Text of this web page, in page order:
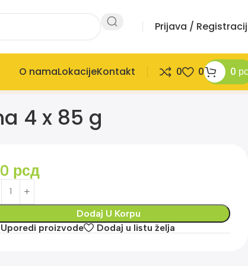
Prijava /
O namaLokacijeKontakt 0 0 0
4 x 85 g
рсд
Dodaj U Korpu
Uporedi proizvode
Dodaj u listu želja